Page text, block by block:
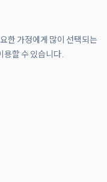
한 가정에게 많이 선택되는
할 수 있습니다.